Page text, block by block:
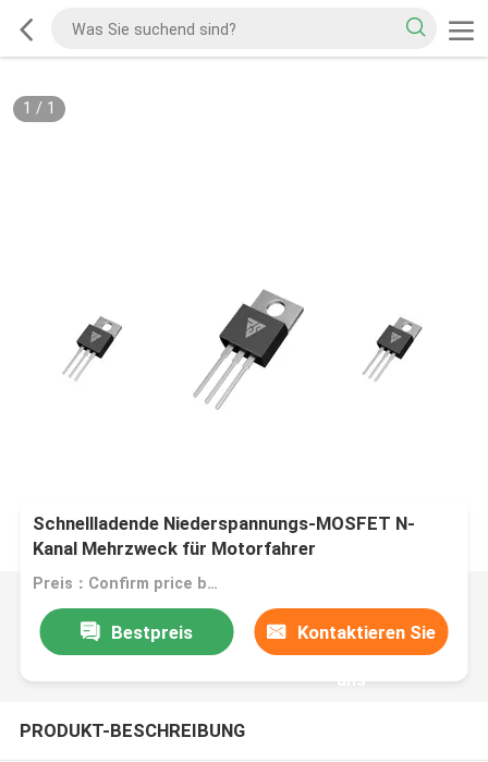
1 / 1
Schnellladende Niederspannungs-MOSFET N-
Kanal Mehrzweck für Motorfahrer
Preis：Confirm price based on product
Bestpreis Kontaktieren Sie
uns
PRODUKT-BESCHREIBUNG